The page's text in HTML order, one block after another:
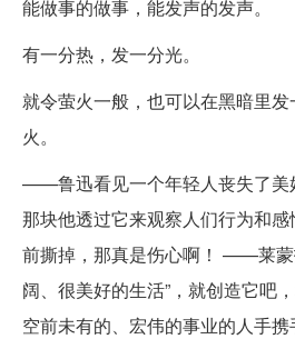
能做事的做事，能发声的发声。
有一分热，发一分光。
就令萤火一般，也可以在黑暗里
火。
——鲁迅看见一个年轻人丧失了美
那块他透过它来观察人们行为和
前撕掉，那真是伤心啊！ ——莱蒙
阔、很美好的生活”，就创造它吧
空前未有的、宏伟的事业的人手携